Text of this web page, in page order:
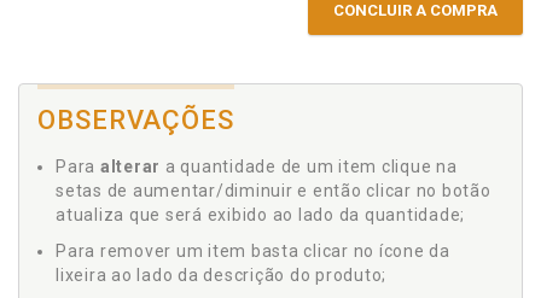
CONCLUIR A COMPRA
OBSERVAÇÕES
Para alterar a quantidade de um item clique na
setas de aumentar/diminuir e então clicar no botão
atualiza que será exibido ao lado da quantidade;
Para remover um item basta clicar no ícone da
lixeira ao lado da descrição do produto;